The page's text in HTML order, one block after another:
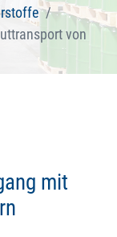
von
mit